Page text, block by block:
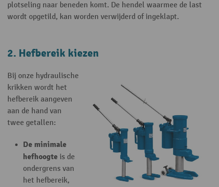
plotseling naar beneden komt. De hendel waarmee de last
wordt opgetild, kan worden verwijderd of ingeklapt.
2. Hefbereik kiezen
Bij onze hydraulische
krikken wordt het
hefbereik aangeven
aan de hand van
twee getallen:
De minimale
hefhoogte is de
ondergrens van
het hefbereik,